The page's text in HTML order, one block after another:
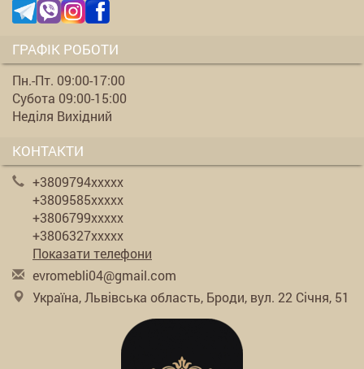
ГРАФІК РОБОТИ
Пн.-Пт. 09:00-17:00
Субота 09:00-15:00
Неділя Вихідний
КОНТАКТИ
+3809794xxxxx
+3809585xxxxx
+3806799xxxxx
+3806327xxxxx
Показати телефони
evromebli04@gmail.com
Україна, Львівська область, Броди, вул. 22 Січня, 51